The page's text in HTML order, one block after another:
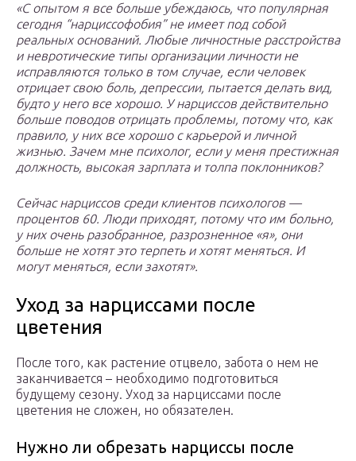
«С опытом я все больше убеждаюсь, что популярная
сегодня “нарциссофобия” не имеет под собой
реальных оснований. Любые личностные расстройства
и невротические типы организации личности не
исправляются только в том случае, если человек
отрицает свою боль, депрессии, пытается делать вид,
будто у него все хорошо. У нарциссов действительно
больше поводов отрицать проблемы, потому что, как
правило, у них все хорошо с карьерой и личной
жизнью. Зачем мне психолог, если у меня престижная
должность, высокая зарплата и толпа поклонников?
Сейчас нарциссов среди клиентов психологов —
процентов 60. Люди приходят, потому что им больно,
у них очень разобранное, разрозненное «я», они
больше не хотят это терпеть и хотят меняться. И
могут меняться, если захотят».
Уход за нарциссами после
цветения
После того, как растение отцвело, забота о нем не
заканчивается – необходимо подготовиться
будущему сезону. Уход за нарциссами после
цветения не сложен, но обязателен.
Нужно ли обрезать нарциссы после